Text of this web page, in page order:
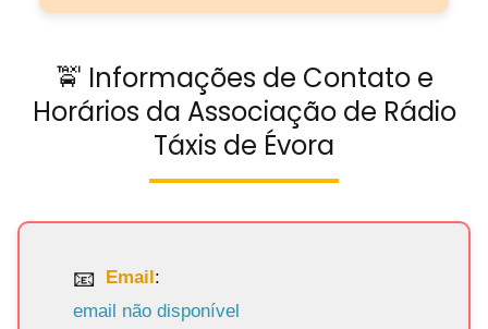
🚖 Informações de Contato e
Horários da Associação de Rádio
Táxis de Évora
Email:
email não disponível